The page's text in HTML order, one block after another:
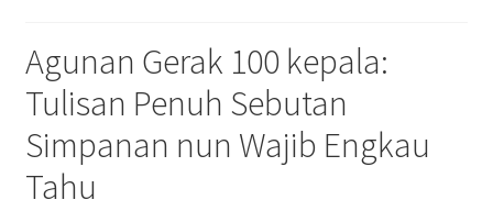
Agunan Gerak 100 kepala:
Tulisan Penuh Sebutan
Simpanan nun Wajib Engkau
Tahu